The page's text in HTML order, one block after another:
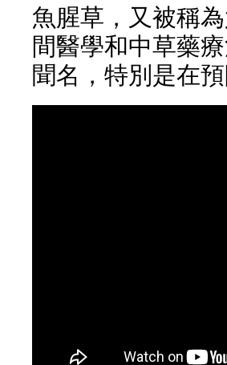
魚腥草，又被稱
間醫學和中草藥
聞名，特別是在